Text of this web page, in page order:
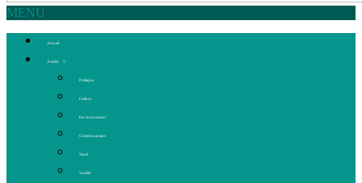
MENU
Accueil
Articles
Politique
Culture
Environnement
Communautaire
Santé
Société